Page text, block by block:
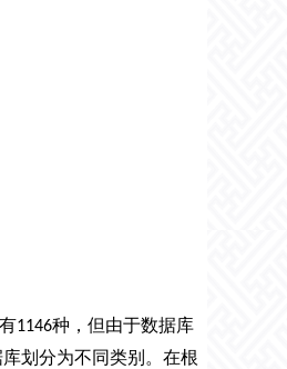
1146种，但由于数据库
划分为不同类别。在根